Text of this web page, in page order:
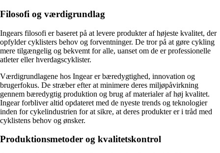
Filosofi og værdigrundlag
Ingears filosofi er baseret på at levere produkter af højeste kvalitet, der
opfylder cyklisters behov og forventninger. De tror på at gøre cykling
mere tilgængelig og bekvemt for alle, uanset om de er professionelle
atleter eller hverdagscyklister.
Værdigrundlagene hos Ingear er bæredygtighed, innovation og
brugerfokus. De stræber efter at minimere deres miljøpåvirkning
gennem bæredygtig produktion og brug af materialer af høj kvalitet.
Ingear forbliver altid opdateret med de nyeste trends og teknologier
inden for cykelindustrien for at sikre, at deres produkter er i tråd med
cyklistens behov og ønsker.
Produktionsmetoder og kvalitetskontrol